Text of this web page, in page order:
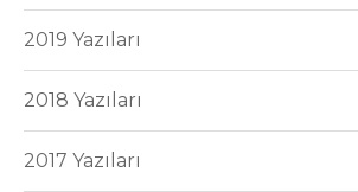
2019 Yazıları
2018 Yazıları
2017 Yazıları